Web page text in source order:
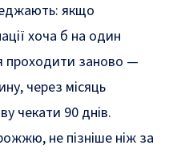
якщо
хоча б на один
проходити заново —
через місяць
чекати 90 днів.
не пізніше ніж за